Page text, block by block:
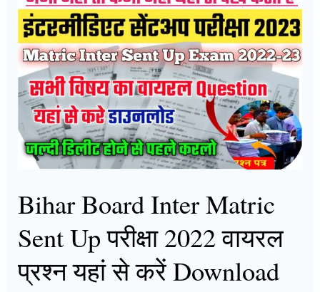
Bihar Board Inter Matric
Sent Up परीक्षा 2022 वायरल
प्रश्न यहां से करें Download
Board
Inter
Matric
Sent
Up
परीक्षा
2022
वायरल
यहां
करें
Download